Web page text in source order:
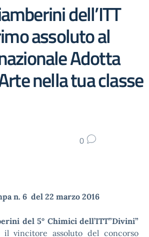
dell’ITT
assoluto al
Adotta
nella tua classe
0
n. 6 del 22 marzo 2016
del 5° Chimici dell’ITT”Divini”
il vincitore assoluto del concorso